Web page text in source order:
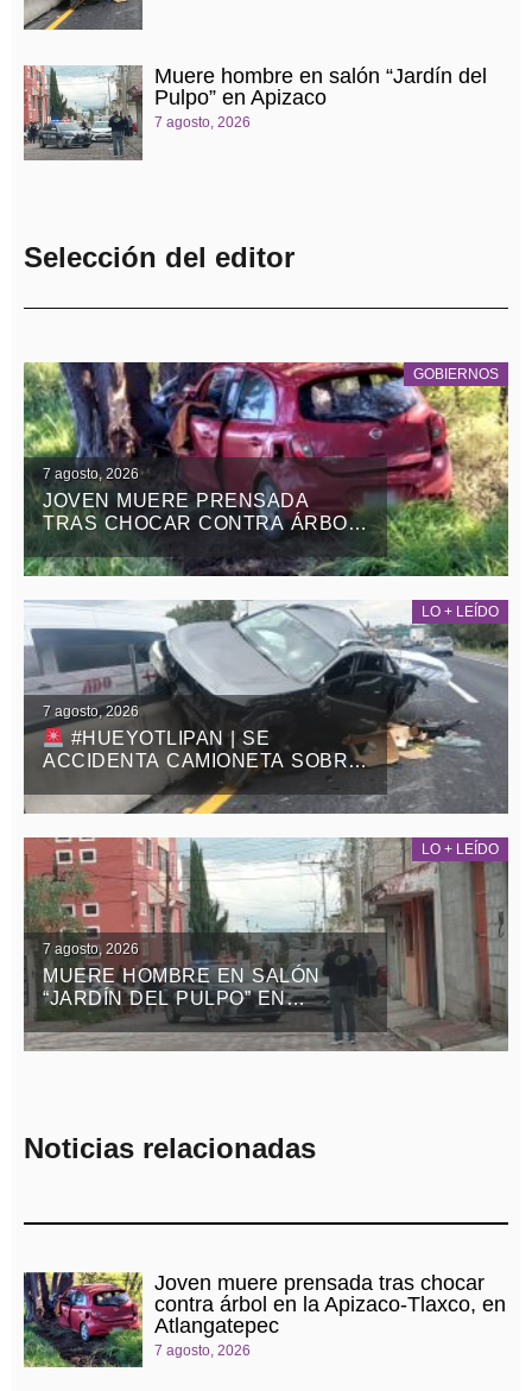
Muere hombre en salón “Jardín del
Pulpo” en Apizaco
7 agosto, 2026
Selección del editor
GOBIERNOS
7 agosto, 2026
JOVEN MUERE PRENSADA
TRAS CHOCAR CONTRA ÁRBOL
EN LA APIZACO-TLAXCO, EN
ATLANGATEPEC
LO + LEÍDO
7 agosto, 2026
#HUEYOTLIPAN | SE
ACCIDENTA CAMIONETA SOBRE
LA MÉXICO-VERACRUZ
LO + LEÍDO
7 agosto, 2026
MUERE HOMBRE EN SALÓN
“JARDÍN DEL PULPO” EN
APIZACO
Noticias relacionadas
Joven muere prensada tras chocar
contra árbol en la Apizaco-Tlaxco, en
Atlangatepec
7 agosto, 2026